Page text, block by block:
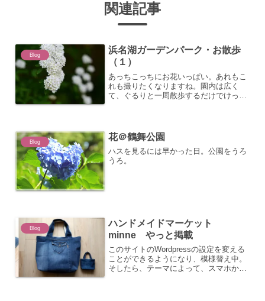
関連記事
Blog
浜名湖ガーデンパーク・お散歩
（１）
あっちこっちにお花いっぱい。あれもこ
れも撮りたくなりますね。園内は広く
て、ぐるりと一周散歩するだけでけっこ
トっぽいので撮っちゃうよね。...
Blog 花＠鶴舞公園
ハスを見るには早かった日。公園をうろ
うろ。
Blog
ハンドメイドマーケット
minne やっと掲載
このサイトのWordpressの設定を変える
ことができるようになり、模様替え中。
そしたら、テーマによって、スマホから